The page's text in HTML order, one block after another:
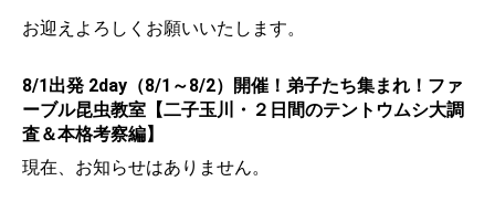
お迎えよろしくお願いいたします。
8/1出発 2day（8/1～8/2）開催！弟子たち集まれ！ファ
ーブル昆虫教室【二子玉川・２日間のテントウムシ大調
査＆本格考察編】
現在、お知らせはありません。